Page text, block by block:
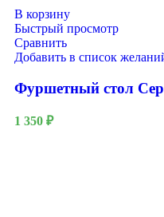
В корзину
Быстрый просмотр
Сравнить
Добавить в список
Фуршетный стол
1 350 ₽